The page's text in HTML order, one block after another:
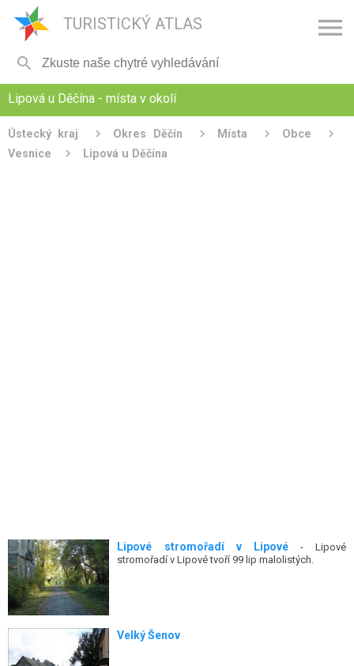
TURISTICKÝ ATLAS 

Lipová u Děčína - místa v okolí
Ústecký kraj Okres Děčín Místa
Obce
Vesnice
Lipová u Děčína
Lipové stromořadí v Lipové- Lipové
stromořadí v Lipové tvoří 99 lip malolistých.
Velký Šenov